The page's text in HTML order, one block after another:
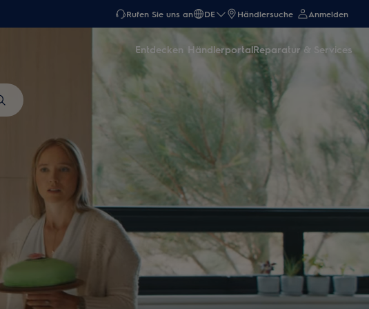
Rufen Sie uns an DE Händlersuche Anmelden
Entdecken HändlerportalReparatur & Services